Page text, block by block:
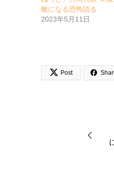
敵になる恐怖語る
2023年5月11日
 Post 